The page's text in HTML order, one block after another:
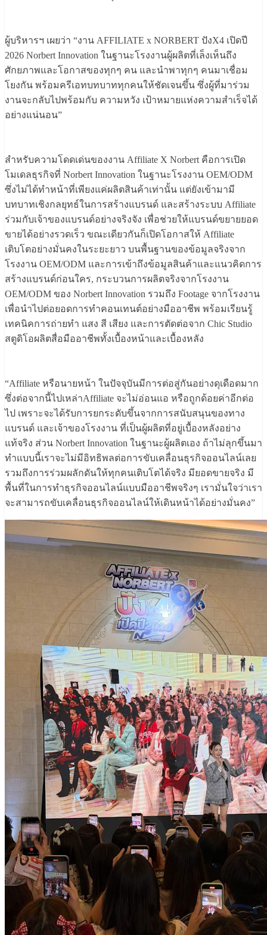
ผู้บริหารฯ เผยว่า “งาน AFFILIATE x NORBERT ปังX4 เปิดปี
2026 Norbert Innovation ในฐานะโรงงานผู้ผลิตที่เล็งเห็นถึง
ศักยภาพและโอกาสของทุกๆ คน และนำพาทุกๆ คนมาเชื่อม
โยงกัน พร้อมครีเอทบทบาททุกคนให้ชัดเจนขึ้น ซึ่งผู้ที่มาร่วม
งานจะกลับไปพร้อมกับ ความหวัง เป้าหมายแห่งความสำเร็จได้
อย่างแน่นอน”
สำหรับความโดดเด่นของงาน Affiliate X Norbert คือการเปิด
โมเดลธุรกิจที่ Norbert Innovation ในฐานะโรงงาน OEM/ODM
ซึ่งไม่ได้ทำหน้าที่เพียงแค่ผลิตสินค้าเท่านั้น แต่ยังเข้ามามี
บทบาทเชิงกลยุทธ์ในการสร้างแบรนด์ และสร้างระบบ Affiliate
ร่วมกับเจ้าของแบรนด์อย่างจริงจัง เพื่อช่วยให้แบรนด์ขยายยอด
ขายได้อย่างรวดเร็ว ขณะเดียวกันก็เปิดโอกาสให้ Affiliate
เติบโตอย่างมั่นคงในระยะยาว บนพื้นฐานของข้อมูลจริงจาก
โรงงาน OEM/ODM และการเข้าถึงข้อมูลสินค้าและแนวคิดการ
สร้างแบรนด์ก่อนใคร, กระบวนการผลิตจริงจากโรงงาน
OEM/ODM ของ Norbert Innovation รวมถึง Footage จากโรงงาน
เพื่อนำไปต่อยอดการทำคอนเทนต์อย่างมืออาชีพ พร้อมเรียนรู้
เทคนิคการถ่ายทำ แสง สี เสียง และการตัดต่อจาก Chic Studio
สตูดิโอผลิตสื่อมืออาชีพทั้งเบื้องหน้าและเบื้องหลัง
“Affiliate หรือนายหน้า ในปัจจุบันมีการต่อสู่กันอย่างดุเดือดมาก
ซึ่งต่อจากนี้ไปเหล่าAffiliate จะไม่อ่อนแอ หรือถูกด้อยค่าอีกต่อ
ไป เพราะจะได้รับการยกระดับขึ้นจากการสนับสนุนของทาง
แบรนด์ และเจ้าของโรงงาน ที่เป็นผู้ผลิตที่อยู่เบื้องหลังอย่าง
แท้จริง ส่วน Norbert Innovation ในฐานะผู้ผลิตเอง ถ้าไม่ลุกขึ้นมา
ทำแบบนี้เราจะไม่มีอิทธิพลต่อการขับเคลื่อนธุรกิจออนไลน์เลย
รวมถึงการร่วมผลักดันให้ทุกคนเติบโตได้จริง มียอดขายจริง มี
พื้นที่ในการทำธุรกิจออนไลน์แบบมืออาชีพจริงๆ เรามั่นใจว่าเรา
จะสามารถขับเคลื่อนธุรกิจออนไลน์ให้เดินหน้าได้อย่างมั่นคง”